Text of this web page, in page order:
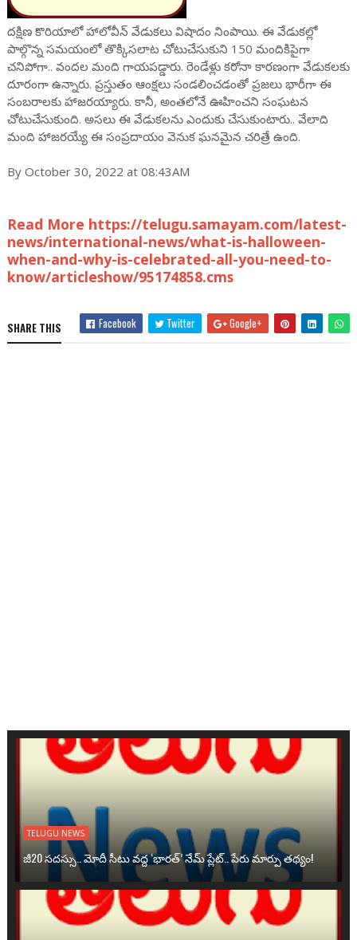
దక్షిణ కొరియాలో హాలోవీన్ వేడుకలు విషాదం నింపాయి. ఈ వేడుకల్లో
పాల్గొన్న సమయంలో తొక్కిసలాట చోటుచేసుకుని 150 మందికిపైగా
చనిపోగా.. వందల మంది గాయపడ్డారు. రెండేళ్లు కరోనా కారణంగా వేడుకలకు
దూరంగా ఉన్నారు. ప్రస్తుతం ఆంక్షలు సండలించడంతో ప్రజలు భారీగా ఈ
సంబరాలకు హాజరయ్యారు. కానీ, అంతలోనే ఊహించని సంఘటన
చోటుచేసుకుంది. అసలు ఈ వేడుకలను ఎందుకు చేసుకుంటారు.. వేలాది
మంది హాజరయ్యే ఈ సంప్రదాయం వెనుక ఘనమైన చరిత్రే ఉంది.
By October 30, 2022 at 08:43AM
Read More https://telugu.samayam.com/latest-
news/international-news/what-is-halloween-
when-and-why-is-celebrated-all-you-need-to-
know/articleshow/95174858.cms
SHARE THIS Facebook Twitter Google+
TELUGU NEWS
జీ20 సదస్సు.. మోదీ సీటు వద్ద ‘భారత్’ నేమ్ ప్లేట్‌.. పేరు మార్పు తథ్యం!